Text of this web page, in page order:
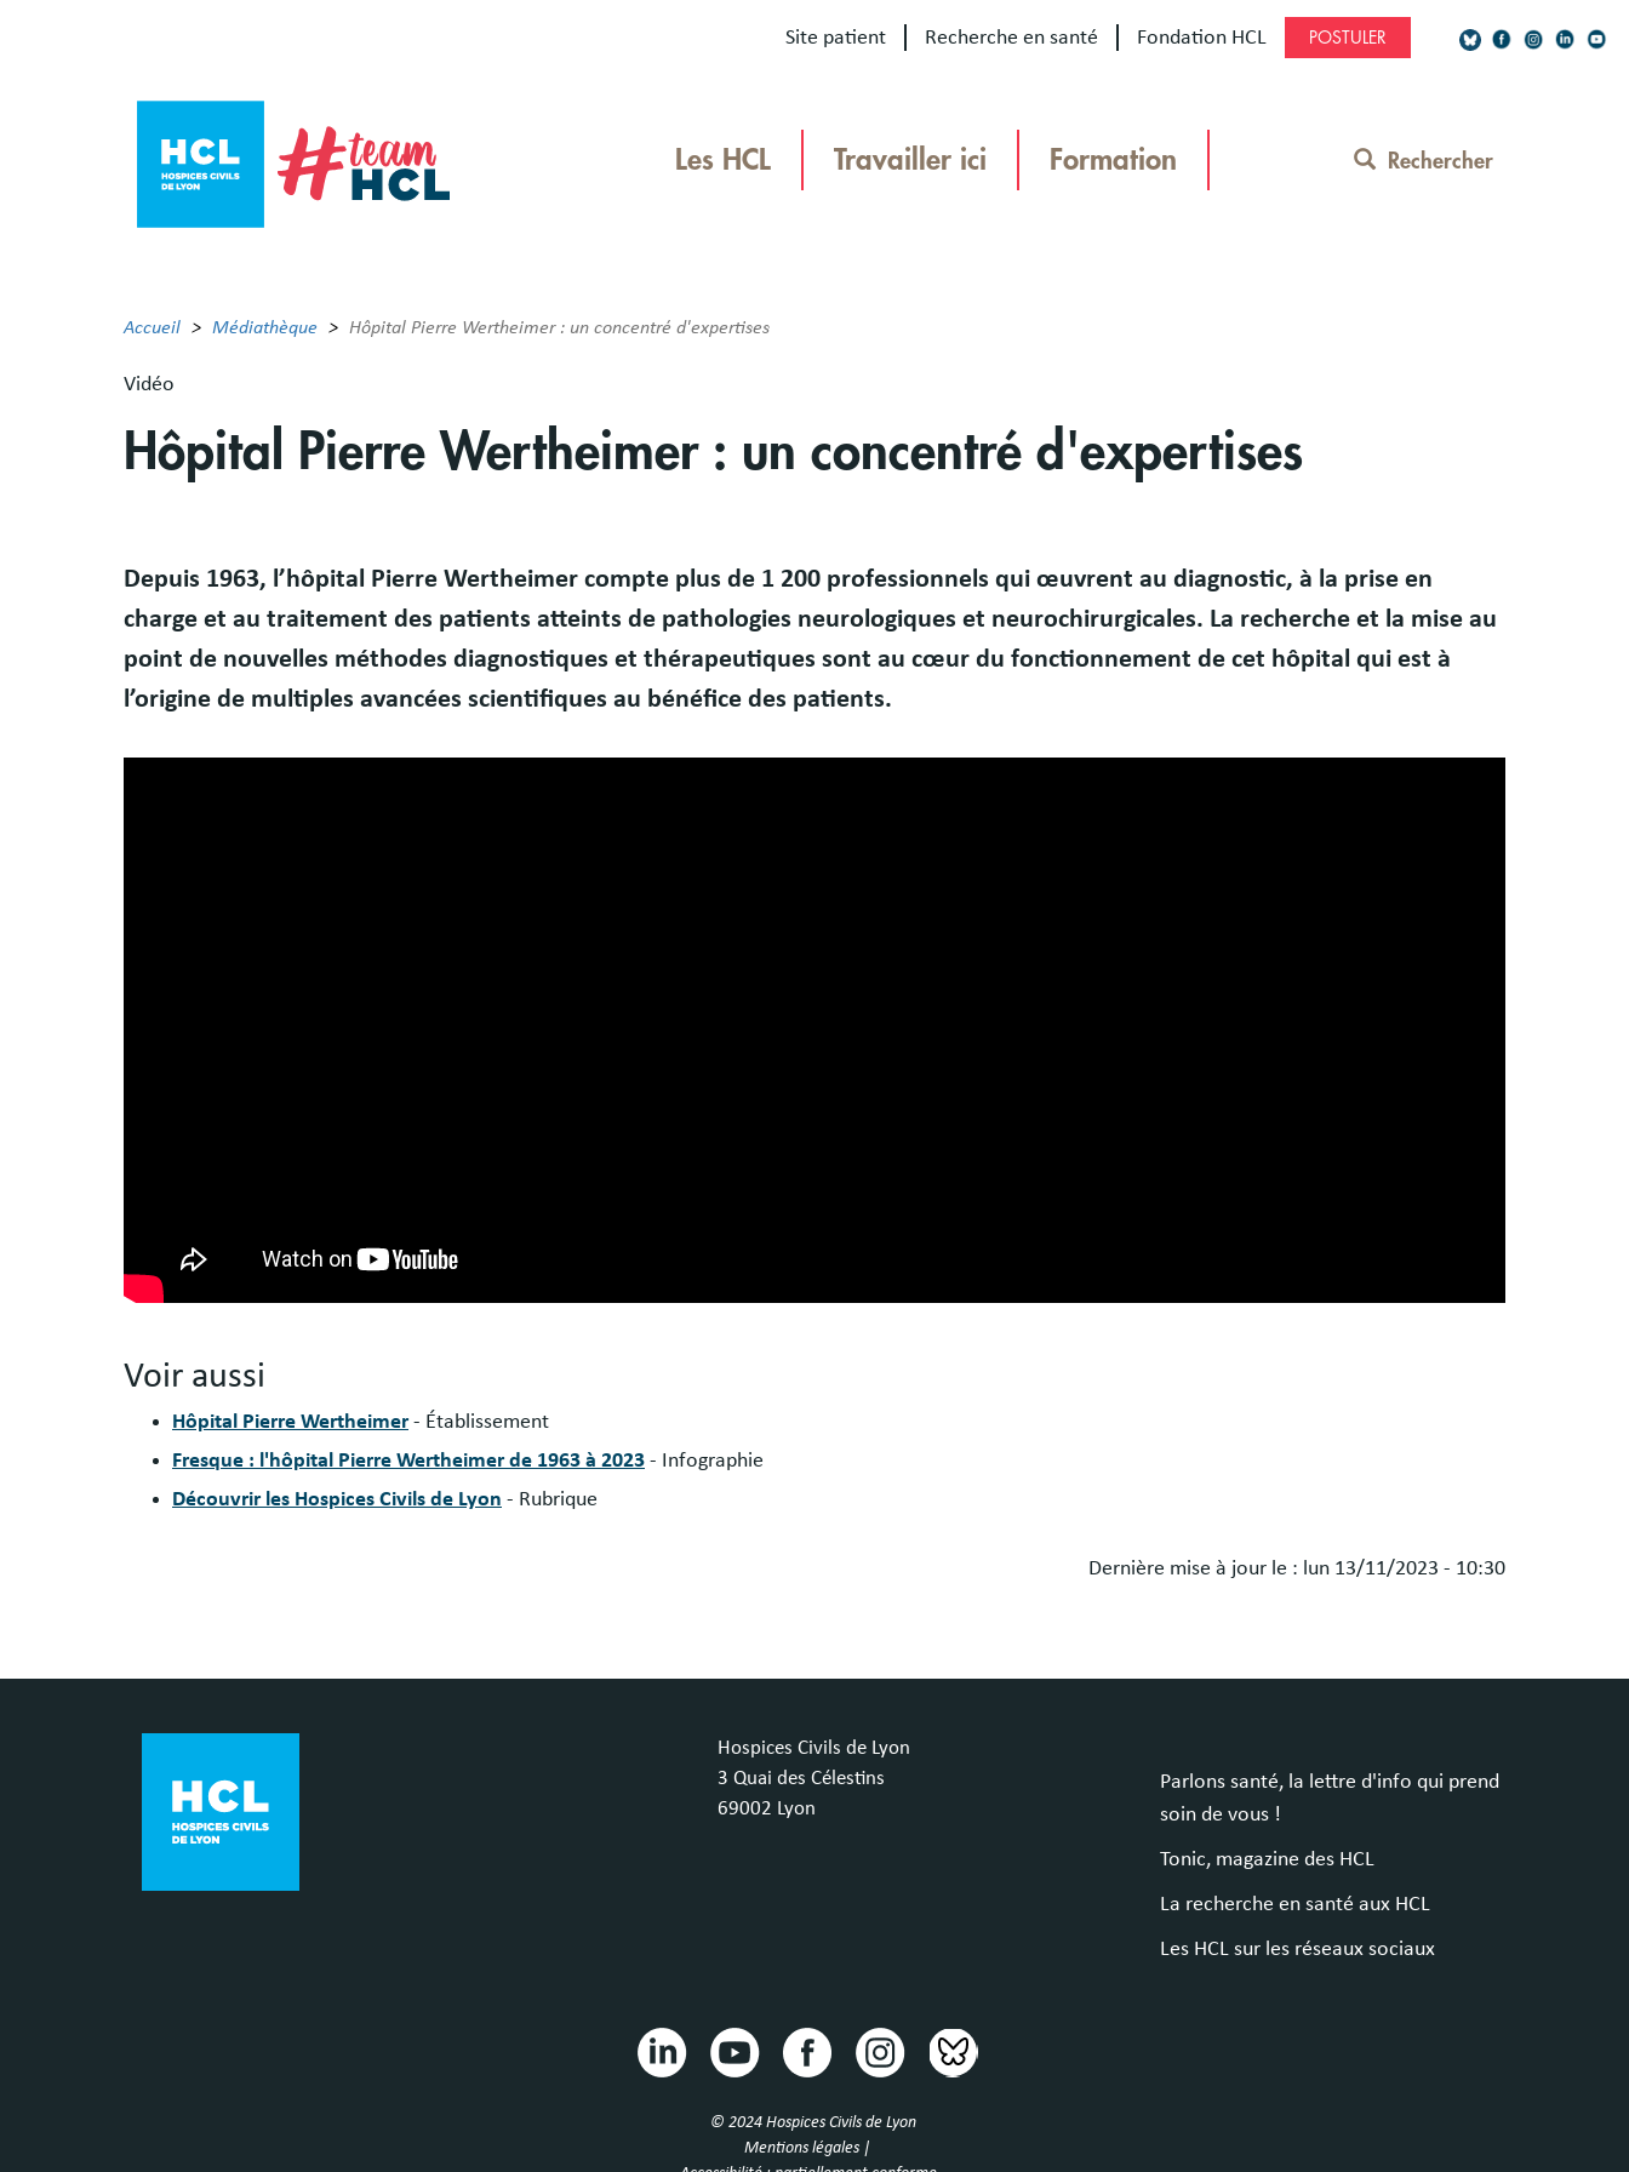
Site patient Recherche en santé Fondation HCL POSTULER
Network
Les HCL Travailler ici Formation Rechercher
Accueil Médiathèque Hôpital Pierre Wertheimer : un concentré d'expertises
Vidéo
Hôpital Pierre Wertheimer : un concentré d'expertises
Body
Depuis 1963, l’hôpital Pierre Wertheimer compte plus de 1 200 professionnels qui œuvrent au diagnostic, à la prise en
charge et au traitement des patients atteints de pathologies neurologiques et neurochirurgicales. La recherche et la mise au
point de nouvelles méthodes diagnostiques et thérapeutiques sont au cœur du fonctionnement de cet hôpital qui est à
l’origine de multiples avancées scientifiques au bénéfice des patients.
Voir aussi
Hôpital Pierre Wertheimer - Établissement
Fresque : l'hôpital Pierre Wertheimer de 1963 à 2023 - Infographie
Découvrir les Hospices Civils de Lyon - Rubrique
Dernière mise à jour le : lun 13/11/2023 - 10:30
Hospices Civils de Lyon
3 Quai des Célestins
69002 Lyon
Parlons santé, la lettre d'info qui prend
soin de vous !
Tonic, magazine des HCL
La recherche en santé aux HCL
Les HCL sur les réseaux sociaux
© 2024 Hospices Civils de Lyon
Mentions légales |